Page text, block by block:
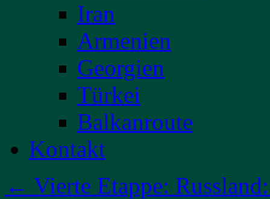
Iran
Armenien
Georgien
Türkei
Balkanroute
Kontakt
← Vierte Etappe: